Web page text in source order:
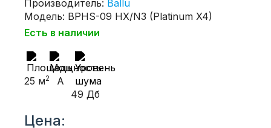
Производитель: Ballu
Модель: BPHS-09 HX/N3 (Platinum X4)
Есть в наличии
25 м2
A
49 Дб
Цена: